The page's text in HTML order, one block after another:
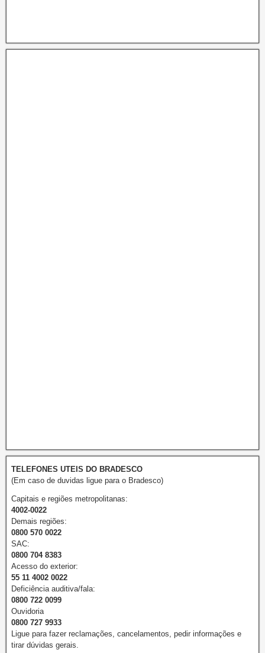
TELEFONES UTEIS DO BRADESCO
(Em caso de duvidas ligue para o Bradesco)
Capitais e regiões metropolitanas:
4002-0022
Demais regiões:
0800 570 0022
SAC:
0800 704 8383
Acesso do exterior:
55 11 4002 0022
Deficiência auditiva/fala:
0800 722 0099
Ouvidoria
0800 727 9933
Ligue para fazer reclamações, cancelamentos, pedir informações e
tirar dúvidas gerais.